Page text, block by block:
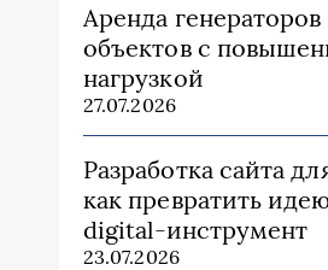
Аренда
объектов с
нагрузкой
27.07.2026
Разработка сайта
как превратить
digital-инструмент
23.07.2026